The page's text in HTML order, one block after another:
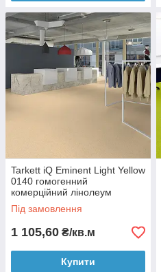
Tarkett iQ Eminent Light Yellow
0140 гомогенний
комерційний лінолеум
Під замовлення
1 105,60 ₴/кв.м
Купити